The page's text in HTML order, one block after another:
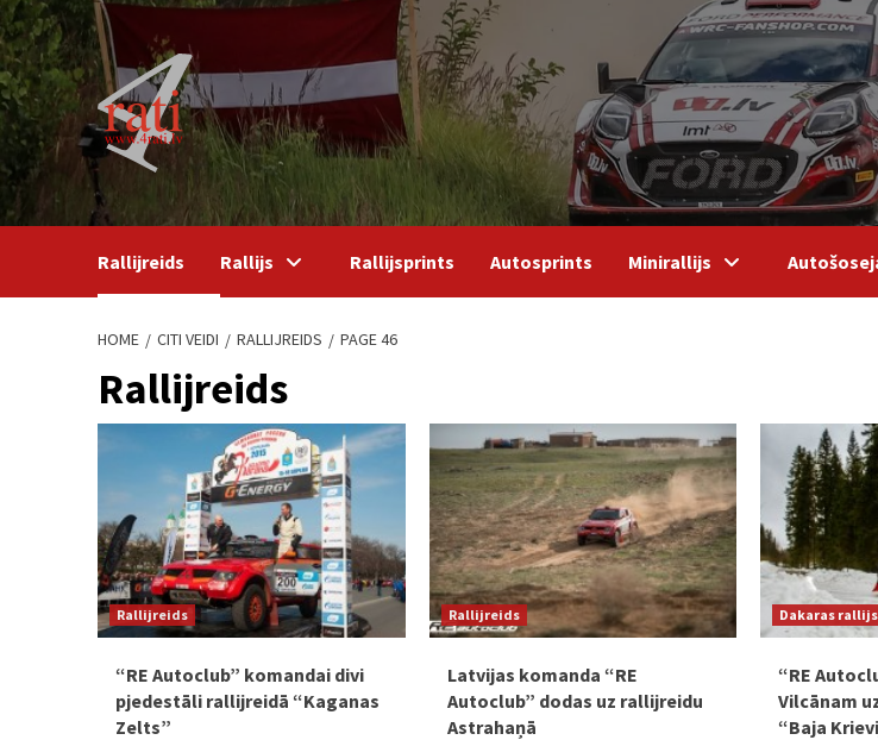
Skip
to
content
Rallijreids Rallijs Rallijsprints Autosprints Minirallijs
HOME CITI VEIDI RALLIJREIDS PAGE 46
Rallijreids
Rallijreids
“RE Autoclub” komandai divi
pjedestāli rallijreidā “Kaganas
Zelts”
Rallijreids
Latvijas komanda “RE
Autoclub” dodas uz rallijreidu
Astrahaņā
Dakaras rallijs
“RE
Vilcānam
“Baja